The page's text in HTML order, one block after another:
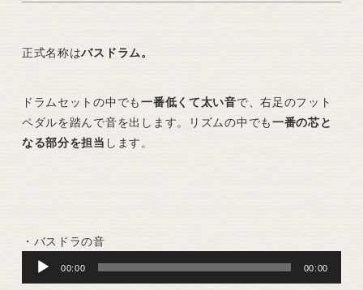
正式名称はバスドラム。
ドラムセットの中でも一番低くて太い音で、右足のフット
ペダルを踏んで音を出します。リズムの中でも一番の芯と
なる部分を担当 します。
・バスドラの音
Audio
Player
00:00 00:00